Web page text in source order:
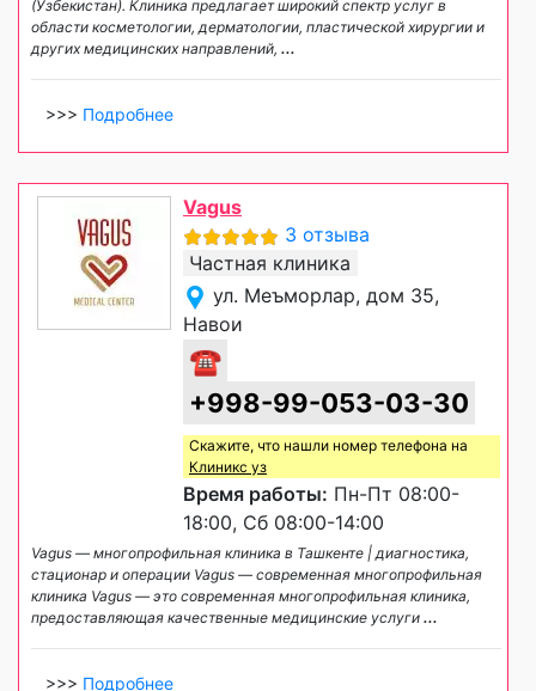
(Узбекистан). Клиника предлагает широкий спектр услуг в
области косметологии, дерматологии, пластической хирургии и
других медицинских направлений, ...
>>> Подробнее
Vagus
3 отзыва
Частная клиника
ул. Меъморлар, дом 35,
Навои
☎
+998-99-053-03-30
Скажите, что нашли номер телефона на
Клиникс уз
Время работы: Пн-Пт 08:00-
18:00, Сб 08:00-14:00
Vagus — многопрофильная клиника в Ташкенте | диагностика,
стационар и операции Vagus — современная многопрофильная
клиника Vagus — это современная многопрофильная клиника,
предоставляющая качественные медицинские услуги ...
>>> Подробнее